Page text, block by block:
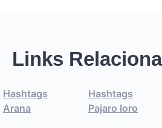
Links
Hashtags
Arana
Hashtags
Pajaro loro